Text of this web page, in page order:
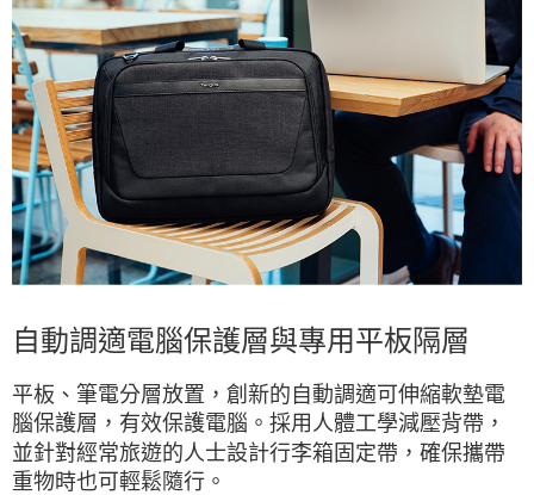
自動調適電腦保護層與專用平板隔層
平板、筆電分層放置，創新的自動調適可伸縮軟墊電
腦保護層，有效保護電腦。採用人體工學減壓背帶，
並針對經常旅遊的人士設計行李箱固定帶，確保攜帶
重物時也可輕鬆隨行。